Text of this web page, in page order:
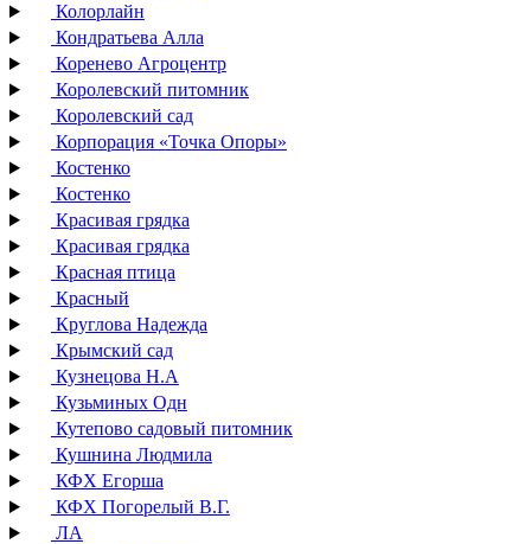
Колорлайн
Кондратьева Алла
Коренево Агроцентр
Королевский питомник
Королевский сад
Корпорация «Точка Опоры»
Костенко
Костенко
Красивая грядка
Красивая грядка
Красная птица
Красный
Круглова Надежда
Крымский сад
Кузнецова Н.А
Кузьминых Одн
Кутепово садовый питомник
Кушнина Людмила
КФХ Егорша
КФХ Погорелый В.Г.
ЛА